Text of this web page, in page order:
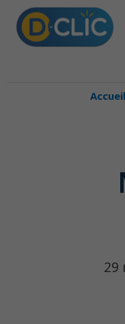
Accueil
29